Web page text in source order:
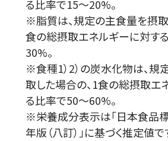
る比率で15～20%。
※脂質は、規定の主食量を摂取
食の総摂取エネルギーに対す
30%。
※食種1）2）の炭水化物は、規
取した場合の、1食の総摂取エ
る比率で50～60%。
※栄養成分表示は「日本食品
年版（八訂）」に基づく推定値で